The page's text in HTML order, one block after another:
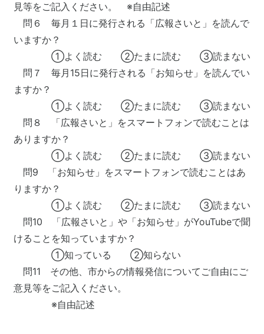
見等をご記入ください。 ※自由記述
問６ 毎月１日に発行される「広報さいと」を読んで
いますか？
①よく読む ②たまに読む ③読まない
問７ 毎月15日に発行される「お知らせ」を読んでい
ますか？
①よく読む ②たまに読む ③読まない
問８ 「広報さいと」をスマートフォンで読むことは
ありますか？
①よく読む ②たまに読む ③読まない
問9 「お知らせ」をスマートフォンで読むことはあ
りますか？
①よく読む ②たまに読む ③読まない
問10 「広報さいと」や「お知らせ」がYouTubeで聞
けることを知っていますか？
①知っている ②知らない
問11 その他、市からの情報発信についてご自由にご
意見等をご記入ください。
※自由記述